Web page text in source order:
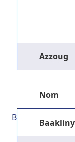
Azzoug
Nom
B Baakliny